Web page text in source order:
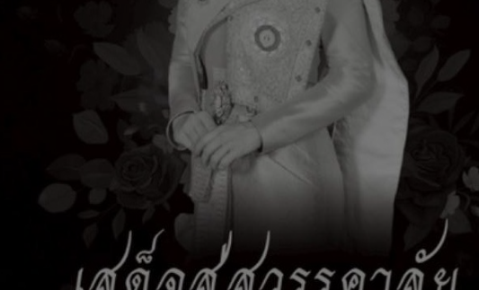
ประกาศ,คำสั่ง,รายงาน
กล่องข้อความถามตอบ คำถามFAQ ช่องทางการรับฟังคว
ลงนามถวายพระพร
องค์กรสุขภาวะ (Happy Workplace)